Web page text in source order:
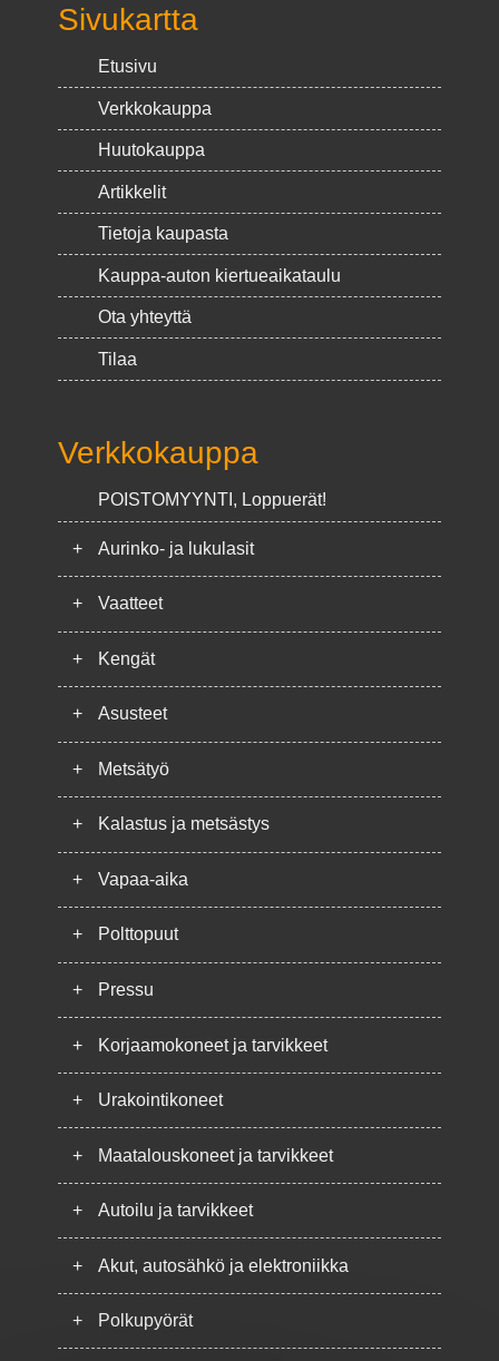
Sivukartta
Etusivu
Verkkokauppa
Huutokauppa
Artikkelit
Tietoja kaupasta
Kauppa-auton kiertueaikataulu
Ota yhteyttä
Tilaa
Verkkokauppa
POISTOMYYNTI, Loppuerät!
+ Aurinko- ja lukulasit
+ Vaatteet
+ Kengät
+ Asusteet
+ Metsätyö
+ Kalastus ja metsästys
+ Vapaa-aika
+ Polttopuut
+ Pressu
+ Korjaamokoneet ja tarvikkeet
+ Urakointikoneet
+ Maatalouskoneet ja tarvikkeet
+ Autoilu ja tarvikkeet
+ Akut, autosähkö ja elektroniikka
+ Polkupyörät